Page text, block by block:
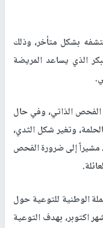
بشكل متأخر، وذلك
الذي يساعد المريضة
الذاتي، وفي حال
وتغير شكل الثدي،
مشيراً إلى ضرورة الفحص
الوطنية للتوعية حول
اكتوبر، بهدف التوعية